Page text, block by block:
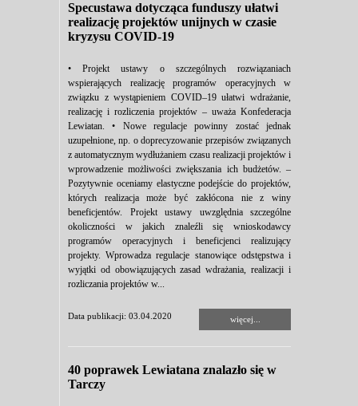
Specustawa dotycząca funduszy ułatwi
realizację projektów unijnych w czasie
kryzysu COVID-19
• Projekt ustawy o szczególnych rozwiązaniach
wspierających realizację programów operacyjnych w
związku z wystąpieniem COVID–19 ułatwi wdrażanie,
realizację i rozliczenia projektów – uważa Konfederacja
Lewiatan. • Nowe regulacje powinny zostać jednak
uzupełnione, np. o doprecyzowanie przepisów związanych
z automatycznym wydłużaniem czasu realizacji projektów i
wprowadzenie możliwości zwiększania ich budżetów. –
Pozytywnie oceniamy elastyczne podejście do projektów,
których realizacja może być zakłócona nie z winy
beneficjentów. Projekt ustawy uwzględnia szczególne
okoliczności w jakich znaleźli się wnioskodawcy
programów operacyjnych i beneficjenci realizujący
projekty. Wprowadza regulacje stanowiące odstępstwa i
wyjątki od obowiązujących zasad wdrażania, realizacji i
rozliczania projektów w...
Data publikacji: 03.04.2020 więcej...
40 poprawek Lewiatana znalazło się w
Tarczy